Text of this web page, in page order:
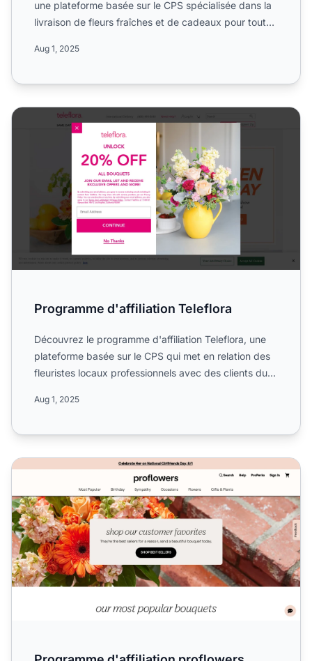
une plateforme basée sur le CPS spécialisée dans la
livraison de fleurs fraîches et de cadeaux pour toutes
Aug 1, 2025
Programme d'affiliation Teleflora
Programme d'affiliation Teleflora
Découvrez le programme d'affiliation Teleflora, une
plateforme basée sur le CPS qui met en relation des
fleuristes locaux professionnels avec des clients du
Aug 1, 2025
Programme d'affiliation proflowers